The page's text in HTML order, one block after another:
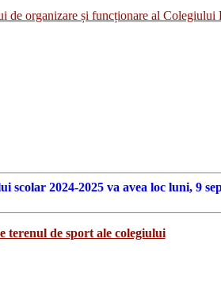
de organizare și funcționare al Colegiului
scolar 2024-2025 va avea loc luni, 9
terenul de sport ale colegiului